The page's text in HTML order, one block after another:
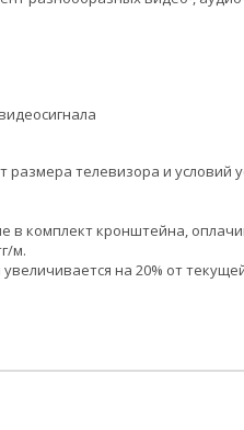
размера телевизора и условий
комплект кронштейна,
м.
увеличивается на 20% от